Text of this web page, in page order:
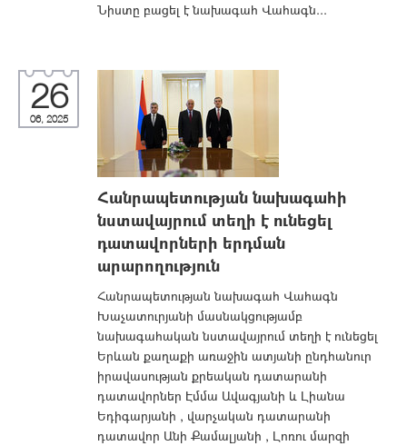
Նիստը բացել է նախագահ Վահագն...
26
06, 2025
Հանրապետության նախագահի
նստավայրում տեղի է ունեցել
դատավորների երդման
արարողություն
Հանրապետության նախագահ Վահագն
Խաչատուրյանի մասնակցությամբ
նախագահական նստավայրում տեղի է ունեցել
Երևան քաղաքի առաջին ատյանի ընդհանուր
իրավասության քրեական դատարանի
դատավորներ Էմմա Ավագյանի և Լիանա
Եդիգարյանի , վարչական դատա­րանի
դատավոր Անի Քամալյանի , Լոռու մարզի